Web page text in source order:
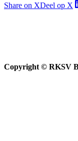
Share on XDeel op X
Copyright © RKSV